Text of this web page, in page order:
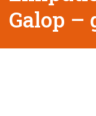
Galop –